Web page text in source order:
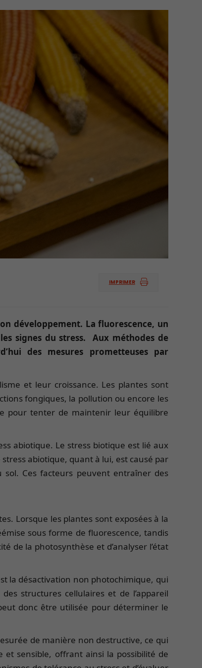
IMPRIMER
développement. La fluorescence, un
signes du stress. Aux méthodes de
des mesures prometteuses par
et leur croissance. Les plantes sont
fongiques, la pollution ou encore les
pour tenter de maintenir leur équilibre
abiotique. Le stress biotique est lié aux
abiotique, quant à lui, est causé par
Ces facteurs peuvent entraîner des
Lorsque les plantes sont exposées à la
sous forme de fluorescence, tandis
de la photosynthèse et d’analyser l’état
la désactivation non photochimique, qui
structures cellulaires et de l’appareil
donc être utilisée pour déterminer le
de manière non destructive, ce qui
et sensible, offrant ainsi la possibilité de